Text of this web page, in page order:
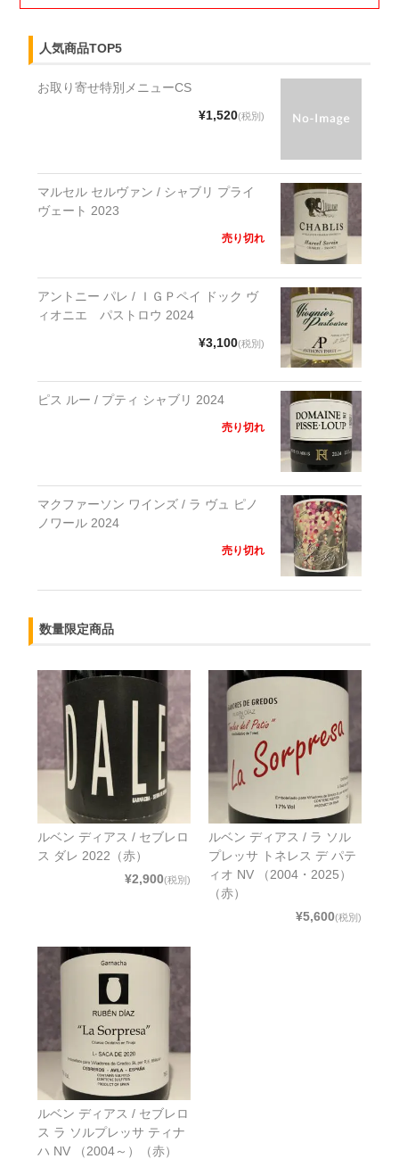
人気商品TOP5
お取り寄せ特別メニューCS
¥1,520(税別)
マルセル セルヴァン / シャブリ プライ
ヴェート 2023
売り切れ
アントニー パレ / ＩＧＰペイ ドック ヴ
ィオニエ パストロウ 2024
¥3,100(税別)
ピス ルー / プティ シャブリ 2024
売り切れ
マクファーソン ワインズ / ラ ヴュ ピノ
ノワール 2024
売り切れ
数量限定商品
ルベン ディアス / セブレロ
ス ダレ 2022（赤）
¥2,900(税別)
ルベン ディアス / ラ ソル
プレッサ トネレス デ パテ
ィオ NV （2004・2025）
（赤）
¥5,600(税別)
ルベン ディアス / セブレロ
ス ラ ソルプレッサ ティナ
ハ NV （2004～）（赤）